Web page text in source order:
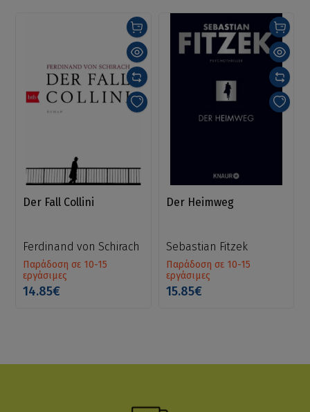
Der Fall Collini
Ferdinand von Schirach
Παράδοση σε 10-15
εργάσιμες
14.85€
Der Heimweg
Sebastian Fitzek
Παράδοση σε 10-15
εργάσιμες
15.85€